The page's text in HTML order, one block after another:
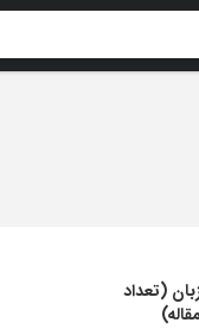
(تعداد
مقاله)